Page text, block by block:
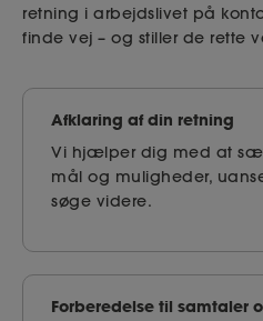
retning i arbejdslivet på
finde vej – og stiller de rette
Afklaring af din retning
Vi hjælper dig med at
mål og muligheder,
søge videre.
Forberedelse til samtaler